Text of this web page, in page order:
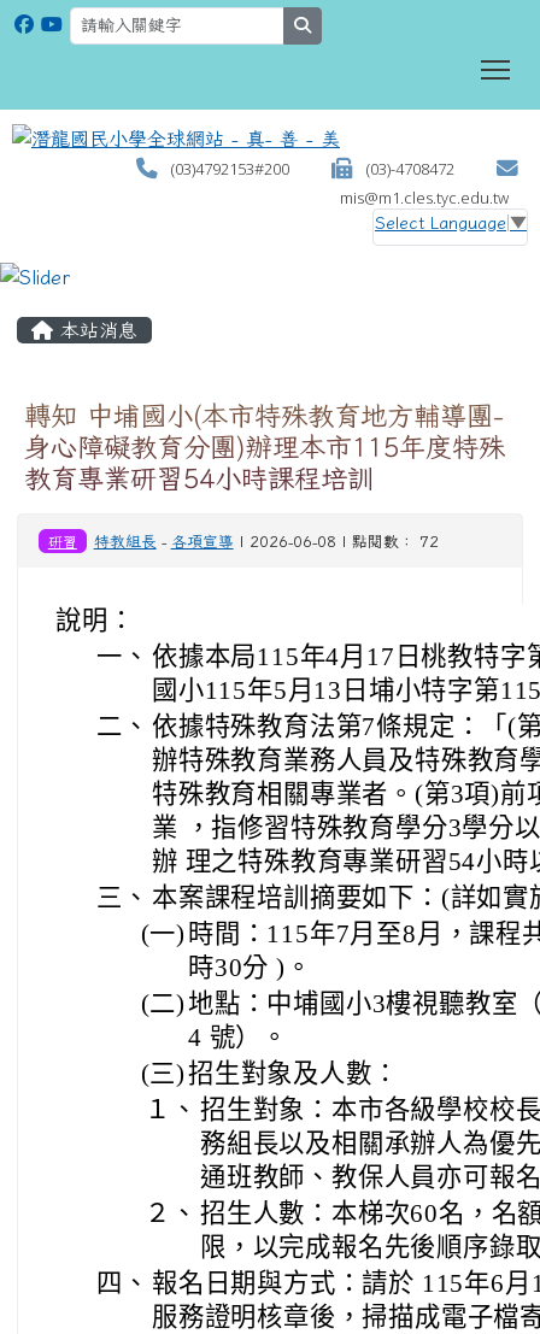
(03)4792153#200
(03)-4708472
mis@m1.cles.tyc.edu.tw
Select Language ▼
本站消息
轉知 中埔國小(本市特殊教育地方輔導團-
身心障礙教育分團)辦理本市115年度特殊
教育專業研習54小時課程培訓
研習 特教組長 - 各項宣導 | 2026-06-08 | 點閱數： 72
說明：
一、 依據本局115年4月17日桃教特字
國小115年5月13日埔小特字第
二、 依據特殊教育法第7條規定：「(
辦特殊教育業務人員及特殊教育
特殊教育相關專業者。(第3項)前
業 ，指修習特殊教育學分3學分
辦 理之特殊教育專業研習54小時
三、 本案課程培訓摘要如下：(詳如實
(一) 時間：115年7月至8月，課程
時30分 )。
(二)地點：中埔國小3樓視聽教室
4 號）。
(三)招生對象及人數：
１、 招生對象：本市各級學校校
務組長以及相關承辦人為優
通班教師、教保人員亦可報
２、 招生人數：本梯次60名，名
限，以完成報名先後順序錄
四、 報名日期與方式：請於 115年6
服務證明核章後，掃描成電子檔